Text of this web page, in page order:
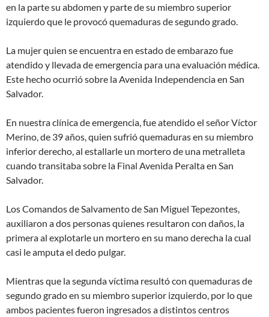
en la parte su abdomen y parte de su miembro superior
izquierdo que le provocó quemaduras de segundo grado.
La mujer quien se encuentra en estado de embarazo fue
atendido y llevada de emergencia para una evaluación médica.
Este hecho ocurrió sobre la Avenida Independencia en San
Salvador.
En nuestra clínica de emergencia, fue atendido el señor Víctor
Merino, de 39 años, quien sufrió quemaduras en su miembro
inferior derecho, al estallarle un mortero de una metralleta
cuando transitaba sobre la Final Avenida Peralta en San
Salvador.
Los Comandos de Salvamento de San Miguel Tepezontes,
auxiliaron a dos personas quienes resultaron con daños, la
primera al explotarle un mortero en su mano derecha la cual
casi le amputa el dedo pulgar.
Mientras que la segunda víctima resultó con quemaduras de
segundo grado en su miembro superior izquierdo, por lo que
ambos pacientes fueron ingresados a distintos centros